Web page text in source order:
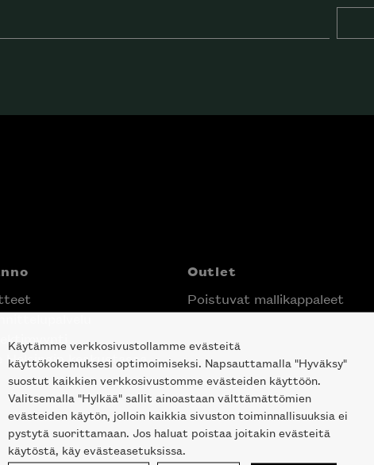
Helsingin keskustassa
Outlet
Poistuvat mallikappaleet
Käytämme verkkosivustollamme evästeitä
käyttökokemuksesi optimoimiseksi. Napsauttamalla "Hyväksy"
suostut kaikkien verkkosivustomme evästeiden käyttöön.
Valitsemalla "Hylkää" sallit ainoastaan välttämättömien
evästeiden käytön, jolloin kaikkia sivuston toiminnallisuuksia ei
pystytä suorittamaan. Jos haluat poistaa joitakin evästeitä
käytöstä, käy evästeasetuksissa.